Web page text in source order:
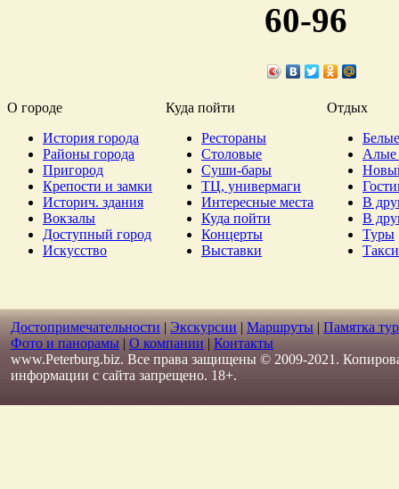
60-96
О городе Куда пойти
Отдых
История города
Районы города
Пригород
Крепости и замки
Историч. здания
Вокзалы
Доступный город
Искусство
Рестораны
Столовые
Суши-бары
ТЦ, универмаги
Интересные места
Куда пойти
Концерты
Выставки
Алые
В
В
Туры
Такси
Достопримечательности | Экскурсии | Маршруты | Памятка
Фото и панорамы | О компании | Контакты
www.Peterburg.biz. Все права защищены © 2009-2021.
информации с сайта запрещено. 18+.